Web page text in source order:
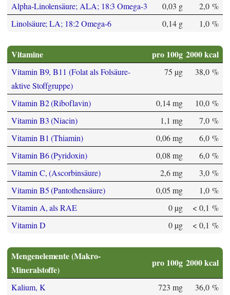
Alpha-Linolensäure; ALA; 18:3 Omega-3 0,03 g
2,0 %
Linolsäure; LA; 18:2 Omega-6
0,14 g 1,0 %
Vitamine pro 100g 2000 kcal
Vitamin B9, B11 (Folat als Folsäure-
aktive Stoffgruppe)
75 µg 38,0 %
Vitamin B2 (Riboflavin) 0,14 mg
10,0 %
Vitamin B3 (Niacin)
1,1 mg
7,0 %
Vitamin B1 (Thiamin)
0,06 mg
6,0 %
Vitamin B6 (Pyridoxin)
0,08 mg
6,0 %
Vitamin C, (Ascorbinsäure)
2,6 mg
3,0 %
Vitamin B5 (Pantothensäure)
0,05 mg
1,0 %
Vitamin A, als RAE
0 µg
< 0,1 %
Vitamin D
0 µg < 0,1 %
Mengenelemente (Makro-
Mineralstoffe)
pro 100g 2000 kcal
Kalium, K 723 mg
36,0 %